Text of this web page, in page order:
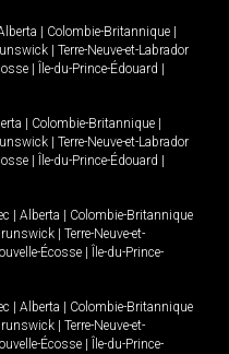
Colombie-Britannique
Terre-Neuve-et-Labrador
Île-du-Prince-Édouard
Colombie-Britannique
Terre-Neuve-et-Labrador
Île-du-Prince-Édouard
Alberta
Colombie-Britannique
Terre-Neuve-et-
Écosse
Île-du-Prince-
Alberta
Colombie-Britannique
Terre-Neuve-et-
Écosse
Île-du-Prince-